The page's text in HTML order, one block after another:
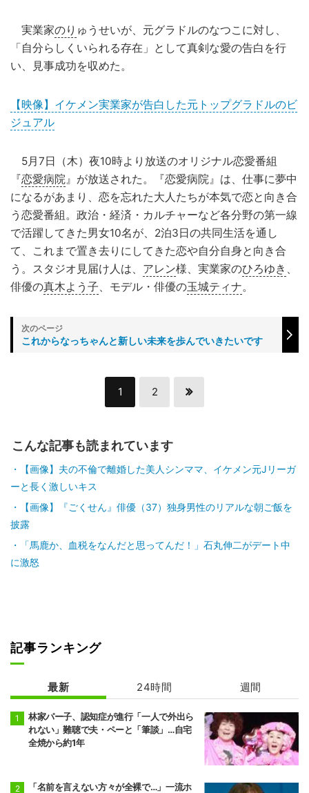
実業家のり ゅうせいが、元グラドルのなつこに対し、
「自分らしくいられる存在」として真剣な愛の告白を行
い、見事成功を収めた。
【映像】イケメン実業家が告白した元トップグラドルのビ
ジュアル
5月7日（木）夜10時より放送のオリジナル恋愛番組
『恋愛病院』が放送された。『恋愛病院』は、仕事に夢中
になるがあまり、恋を忘れた大人たちが本気で恋と向き合
う恋愛番組。政治・経済・カルチャーなど各分野の第一線
で活躍してきた男女10名が、2泊3日の共同生活を通し
て、これまで置き去りにしてきた恋や自分自身と向き合
う。スタジオ見届け人は、 アレン様、実業家のひろゆき 、
俳優の真木よう子、モデル・俳優の玉城ティナ。
これからなっちゃんと新しい未来を歩んでいきたいです
1 2
こんな記事も読まれています
【画像】夫の不倫で離婚した美人シンママ、イケメン元Jリーガ
ーと長く激しいキス
【画像】『ごくせん』俳優（37）独身男性のリアルな朝ご飯を
披露
「馬鹿か、血税をなんだと思ってんだ！」石丸伸二がデート中
に激怒
記事ランキング
最新 24時間 週間
林家パー子、認知症が進行「一人で外出ら
れない」難聴で夫・ペーと「筆談」…自宅
全焼から約1年
「名前を言えない方々が全裸で…」一流ホ